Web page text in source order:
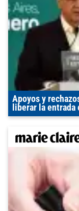
Apoyos y
liberar la